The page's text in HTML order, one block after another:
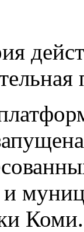
и
Коми.